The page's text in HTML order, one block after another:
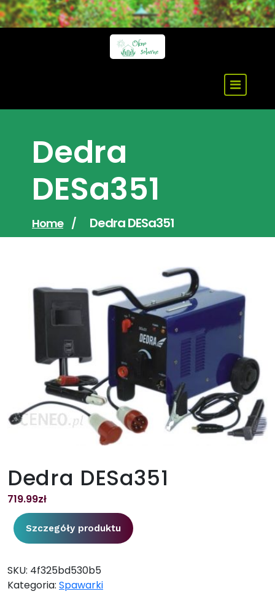
Skip
to
Dedra
DESa351
Home / Dedra DESa351
Dedra DESa351
719.99zł
Szczegóły produktu
SKU: 4f325bd530b5
Kategoria: Spawarki